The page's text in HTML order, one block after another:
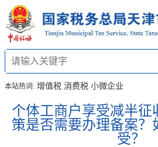
本站热词: 增值税 消费税 小微企业
个体工商户享受减半征
策是否需要办理备案？
受？